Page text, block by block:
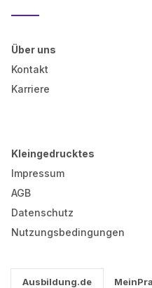
Über uns
Kontakt
Karriere
Kleingedrucktes
Impressum
AGB
Datenschutz
Nutzungsbedingungen
Ausbildung.de